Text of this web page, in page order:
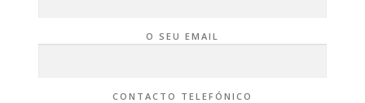
O SEU EMAIL
CONTACTO TELEFÓNICO